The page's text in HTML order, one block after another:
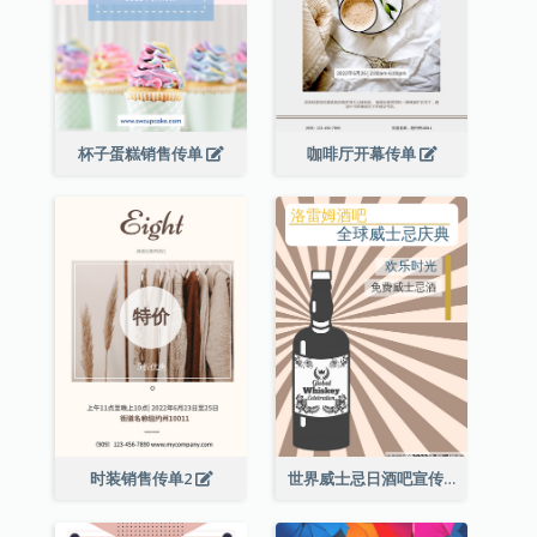
杯子蛋糕销售传单 咖啡厅开幕传单
时装销售传单2 世界威士忌日酒吧宣传传单